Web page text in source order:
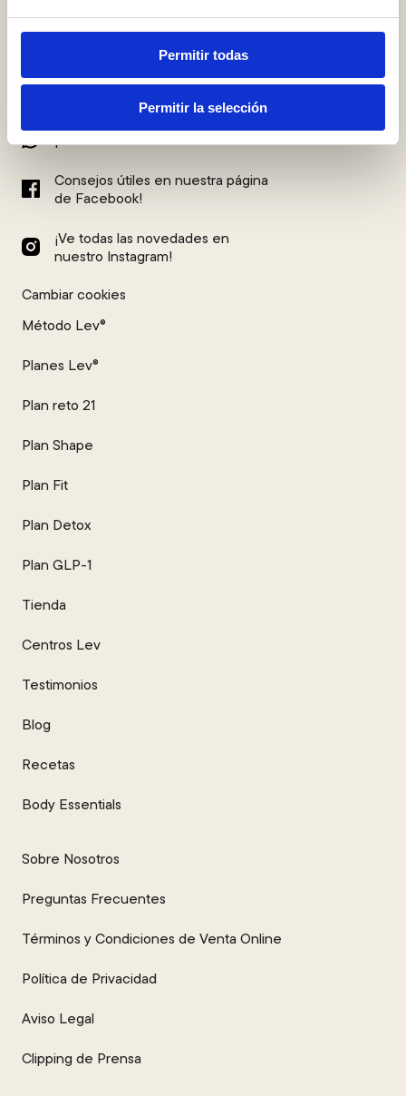
Permitir todas
Permitir la selección
El método Lev
¡Habla con nosotros!
Consejos útiles en nuestra página
de Facebook!
¡Ve todas las novedades en
nuestro Instagram!
Cambiar cookies
Método Lev®
Planes Lev®
Plan reto 21
Plan Shape
Plan Fit
Plan Detox
Plan GLP-1
Tienda
Centros Lev
Testimonios
Blog
Recetas
Body Essentials
Sobre Nosotros
Preguntas Frecuentes
Términos y Condiciones de Venta Online
Política de Privacidad
Aviso Legal
Clipping de Prensa